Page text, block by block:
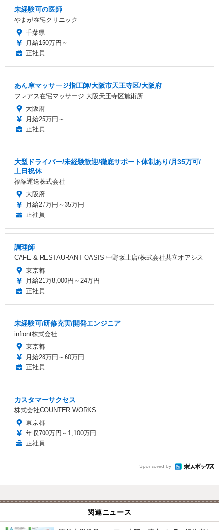
未経験可の医師
やまが在宅クリニック
千葉県
月給150万円～
正社員
あん摩マッサージ指圧師/大阪市天王寺区/大阪府
フレアス在宅マッサージ 大阪天王寺区施術所
大阪府
月給25万円～
正社員
大型ドライバー/未経験歓迎/徹底サポート体制あり/月35万可/
土日祝休
福塚運送株式会社
大阪府
月給27万円～35万円
正社員
調理師
CAFÉ & RESTAURANT OASIS 中野坂上店/株式会社共立オアシス
東京都
月給21万8,000円～24万円
正社員
未経験可/研修充実/開発エンジニア
infront株式会社
東京都
月給28万円～60万円
正社員
カスタマーサクセス
株式会社COUNTER WORKS
東京都
年収700万円～1,100万円
正社員
Sponsored by
関連ニュース